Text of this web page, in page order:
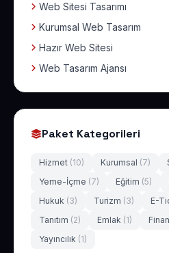
Web Sitesi Tasarımı
Kurumsal Web Tasarım
Hazır Web Sitesi
Web Tasarım Ajansı
Paket Kategorileri
Hizmet (10) Kurumsal (7)
Yeme-İçme (7) Eğitim (5)
Hukuk (3) Turizm (3) E-
Tanıtım (2) Emlak (1)
Yayıncılık (1)